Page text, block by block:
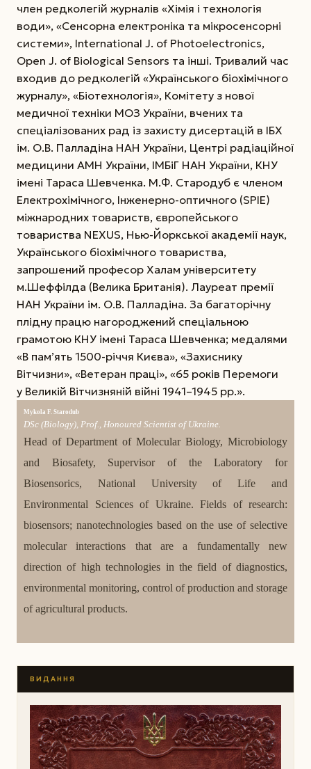
член редколегій журналів «Хімія і технологія
води», «Сенсорна електроніка та мікросенсорні
системи», International J. of Photoelectronics,
Open J. of Biological Sensors та інші. Тривалий час
входив до редколегій «Українського біохімічного
журналу», «Біотехнологія», Комітету з нової
медичної техніки МОЗ України, вчених та
спеціалізованих рад із захисту дисертацій в ІБХ
ім. О.В. Палладіна НАН України, Центрі радіаційної
медицини АМН України, ІМБіГ НАН України, КНУ
імені Тараса Шевченка. М.Ф. Стародуб є членом
Електрохімічного, Інженерно-оптичного (SPIE)
міжнародних товариств, європейського
товариства NEXUS, Нью-Йоркської академії наук,
Українського біохімічного товариства,
запрошений професор Халам університету
м.Шеффілда (Велика Британія). Лауреат премії
НАН України ім. О.В. Палладіна. За багаторічну
плідну працю нагороджений спеціальною
грамотою КНУ імені Тараса Шевченка; медалями
«В пам’ять 1500-річчя Києва», «Захиснику
Вітчизни», «Ветеран праці», «65 років Перемоги
у Великій Вітчизняній війні 1941–1945 рр.».
Mykola F. Starodub
DSc (Biology), Prof., Honoured Scientist of Ukraine.
Head of Department of Molecular Biology, Microbiology
and Biosafety, Supervisor of the Laboratory for
Biosensorics, National University of Life and
Environmental Sciences of Ukraine. Fields of research:
biosensors; nanotechnologies based on the use of selective
molecular interactions that are a fundamentally new
direction of high technologies in the field of diagnostics,
environmental monitoring, control of production and storage
of agricultural products.
ВИДАННЯ